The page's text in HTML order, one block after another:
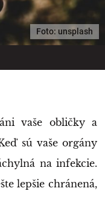
Foto: unsplash
vaše obličky a
sú vaše orgány
na infekcie.
lepšie chránená,